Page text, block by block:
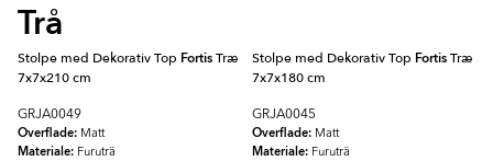
Trå
Stolpe med Dekorativ Top FortisTræ
7x7x210 cm
GRJA0049
Overflade: Matt
Materiale: Furu­trä
Stolpe med Dekorativ Top FortisTræ
7x7x180 cm
GRJA0045
Overflade: Matt
Materiale: Furu­trä